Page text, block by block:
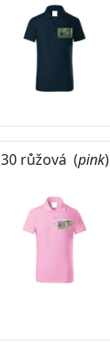
30 růžová (pink)